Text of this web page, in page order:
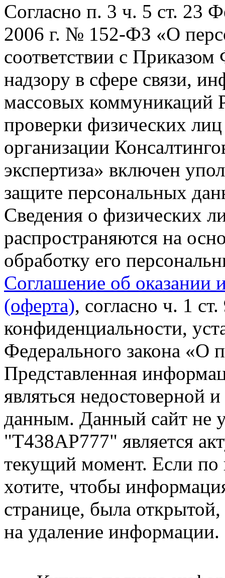
Согласно п. 3 ч. 5 ст. 23
2006 г. № 152-ФЗ «О
соответствии с
надзору в сфере связи,
массовых коммуникаций
проверки физических
организации
экспертиза» включен
защите персональных
Сведения о физических
распространяются на
обработку его
Соглашение об оказании
(оферта), согласно ч. 1
конфиденциальности,
Федерального закона «О
Представленная
являться недостоверной
данным. Данный сайт не
"Т438АР777" является
текущий момент. Если
хотите, чтобы
странице, была открытой,
на удаление информации.